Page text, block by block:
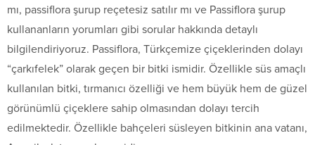
mı, passiflora şurup reçetesiz satılır mı ve Passiflora şurup
kullananların yorumları gibi sorular hakkında detaylı
bilgilendiriyoruz. Passiflora, Türkçemize çiçeklerinden dolayı
“çarkıfelek” olarak geçen bir bitki ismidir. Özellikle süs amaçlı
kullanılan bitki, tırmanıcı özelliği ve hem büyük hem de güzel
görünümlü çiçeklere sahip olmasından dolayı tercih
edilmektedir. Özellikle bahçeleri süsleyen bitkinin ana vatanı,